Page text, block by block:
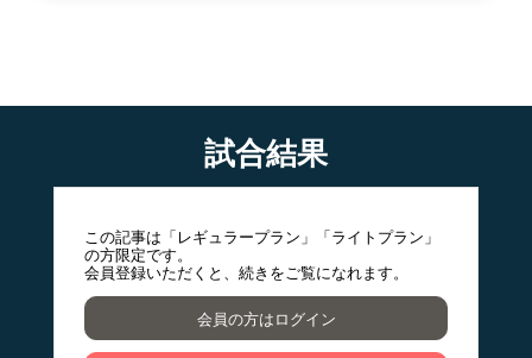
試合結果
この記事は「レギュラープラン」「ライトプラン」
の方限定です。
会員登録いただくと、続きをご覧になれます。
会員の方はログイン